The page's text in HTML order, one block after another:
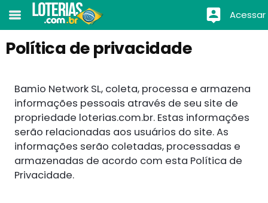
Acessar
Política de privacidade
Bamio Network SL, coleta, processa e armazena
informações pessoais através de seu site de
propriedade loterias.com.br. Estas informações
serão relacionadas aos usuários do site. As
informações serão coletadas, processadas e
armazenadas de acordo com esta Política de
Privacidade.